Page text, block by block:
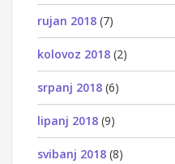
rujan 2018 (7)
kolovoz 2018 (2)
srpanj 2018 (6)
lipanj 2018 (9)
svibanj 2018 (8)